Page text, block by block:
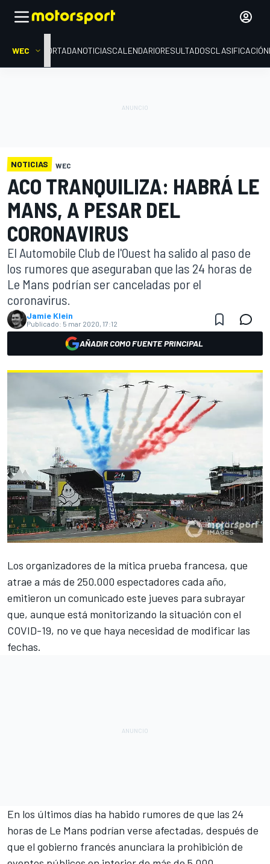
WEC PORTADANOTICIASCALENDARIORESULTADOSCLASIFICACIÓN
NOTICIAS WEC
ACO TRANQUILIZA: HABRÁ LE
MANS, A PESAR DEL
CORONAVIRUS
El Automobile Club de l'Ouest ha salido al paso de
los rumores que aseguraban que las 24 horas de
Le Mans podrían ser canceladas por el
coronavirus.
Jamie Klein
Publicado: 5 mar 2020, 17:12
AÑADIR COMO FUENTE PRINCIPAL
Los organizadores de la mítica prueba francesa, que
atrae a más de 250.000 espectadores cada año,
emitieron un comunicado este jueves para subrayar
que, aunque está monitorizando la situación con el
COVID-19, no ve que haya necesidad de modificar las
fechas.
En los últimos días ha habido rumores de que las 24
horas de Le Mans podrían verse afectadas, después de
que el gobierno francés anunciara la prohibición de